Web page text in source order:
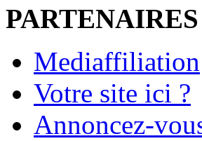
PARTENAIRES
Mediaffiliation
Votre site ici ?
Annoncez-